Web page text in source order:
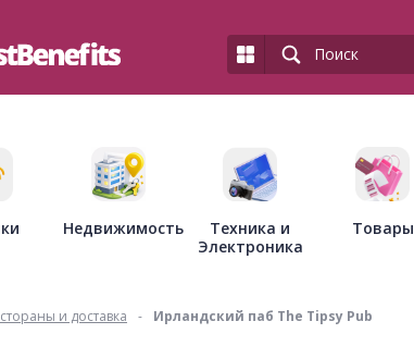
Недвижимость
Техника и
Электроника
Товары
и доставка - Ирландский паб The Tipsy Pub